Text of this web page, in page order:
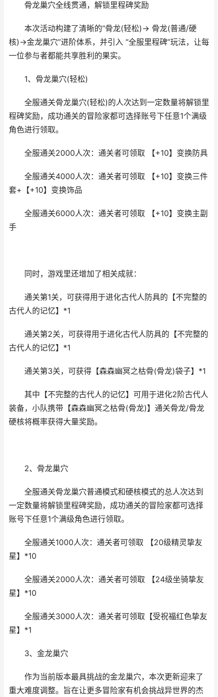
骨龙巢穴全线贯通，解锁里程碑奖励
本次活动构建了清晰的“骨龙(轻松)→ 骨龙(普通/硬
核)→金龙巢穴”进阶体系，并引入 “全服里程碑”玩法，让每
一位参与者都能共享胜利的果实。
1、骨龙巢穴(轻松)
全服通关骨龙巢穴(轻松)的人次达到一定数量将解锁里
程碑奖励，成功通关的冒险家都可选择账号下任意1个满级
角色进行领取。
全服通关2000人次：通关者可领取 【+10】变换防具
全服通关4000人次：通关者可领取 【+10】变换三件
套+【+10】变换饰品
全服通关6000人次：通关者可领取 【+10】变换主副
手
同时，游戏里还增加了相关成就：
通关第1关，可获得用于进化古代人防具的【不完整的
古代人的记忆】*1
通关第2关，可获得用于进化古代人防具的【不完整的
古代人的记忆】*1
通关第3关，可获得【森森幽冥之枯骨(骨龙)袋子】*1
其中【不完整的古代人的记忆】可用于进化2阶古代人
装备，小队携带【森森幽冥之枯骨(骨龙)】通关骨龙/骨龙
硬核将概率获得大量奖励。
2、骨龙巢穴
全服通关骨龙巢穴普通模式和硬核模式的总人次达到
一定数量将解锁里程碑奖励，成功通关的冒险家都可选择
账号下任意1个满级角色进行领取。
全服通关1000人次：通关者可领取 【20级精灵挚友
星】*10
全服通关2000人次：通关者可领取 【24级坐骑挚友
星】*10
全服通关3000人次：通关者可领取【受祝福红色挚友
星】*1
3、金龙巢穴
作为当前版本最具挑战的金龙巢穴，本次更新迎来了
重大难度调整。旨在让更多冒险家有机会挑战异世界的杰